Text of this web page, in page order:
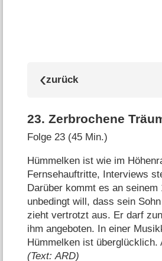
23.Zerbrochene
Folge 23 (45 Min.)
Hümmelken ist wie im
Fernsehauftritte, Interviews
Darüber kommt es an
unbedingt will, dass sein
zieht vertrotzt aus. Er darf
ihm angeboten. In einer
Hümmelken ist überglücklich.
(Text: ARD)